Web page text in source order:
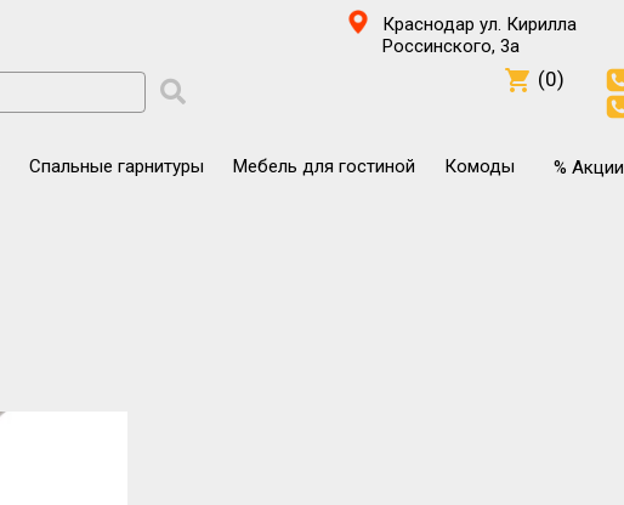
Краснодар ул. Кирилла
Россинского, 3а
Спальные гарнитуры Мебель для гостиной Комоды % Акции
(0)